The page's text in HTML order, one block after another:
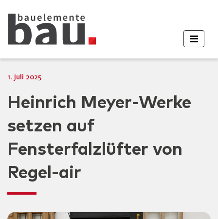
1. Juli 2025
Heinrich Meyer-Werke
setzen auf
Fensterfalzlüfter von
Regel-air